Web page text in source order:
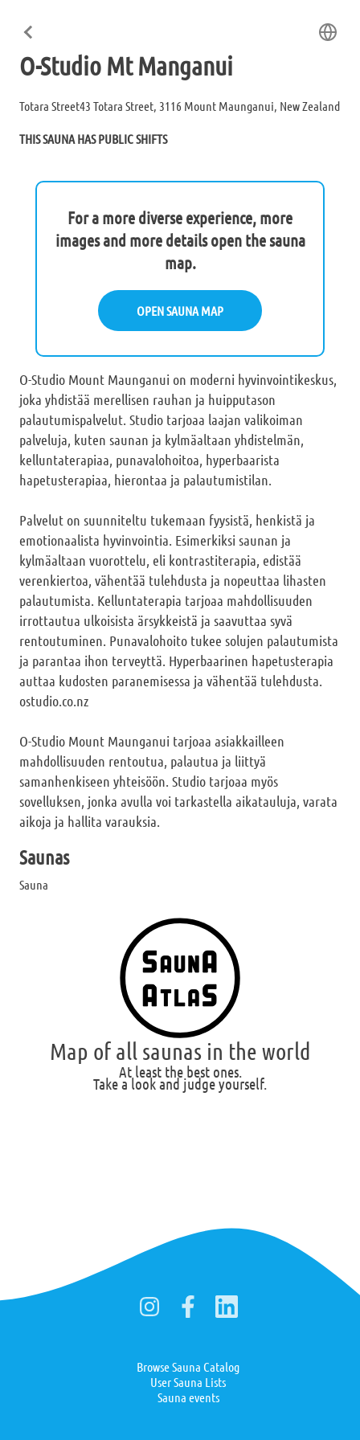
O-Studio Mt Manganui
Totara Street43 Totara Street, 3116 Mount Maunganui, New Zealand
THIS SAUNA HAS PUBLIC SHIFTS
For a more diverse experience, more
images and more details open the sauna
map.
OPEN SAUNA MAP
O-Studio Mount Maunganui on moderni hyvinvointikeskus,
joka yhdistää merellisen rauhan ja huipputason
palautumispalvelut. Studio tarjoaa laajan valikoiman
palveluja, kuten saunan ja kylmäaltaan yhdistelmän,
kelluntaterapiaa, punavalohoitoa, hyperbaarista
hapetusterapiaa, hierontaa ja palautumistilan.
Palvelut on suunniteltu tukemaan fyysistä, henkistä ja
emotionaalista hyvinvointia. Esimerkiksi saunan ja
kylmäaltaan vuorottelu, eli kontrastiterapia, edistää
verenkiertoa, vähentää tulehdusta ja nopeuttaa lihasten
palautumista. Kelluntaterapia tarjoaa mahdollisuuden
irrottautua ulkoisista ärsykkeistä ja saavuttaa syvä
rentoutuminen. Punavalohoito tukee solujen palautumista
ja parantaa ihon terveyttä. Hyperbaarinen hapetusterapia
auttaa kudosten paranemisessa ja vähentää tulehdusta.
ostudio.co.nz
O-Studio Mount Maunganui tarjoaa asiakkailleen
mahdollisuuden rentoutua, palautua ja liittyä
samanhenkiseen yhteisöön. Studio tarjoaa myös
sovelluksen, jonka avulla voi tarkastella aikatauluja, varata
aikoja ja hallita varauksia.
Saunas
Sauna
Map of all saunas in the world
At least the best ones.
Take a look and judge yourself.
Browse Sauna Catalog
User Sauna Lists
Sauna events